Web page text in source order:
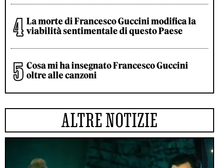
La morte di Francesco Guccini modifica la
viabilità sentimentale di questo Paese
Cosa mi ha insegnato Francesco Guccini
oltre alle canzoni
ALTRE NOTIZIE